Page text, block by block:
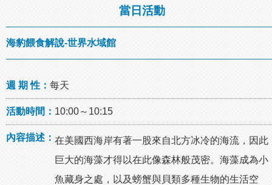
當日活動
海豹餵食解說-世界水域館
週 期 性： 每天
活動時間： 10:00～10:15
內容描述： 在美國西海岸有著一股來自北方冰冷的海流，因此
巨大的海藻才得以在此像森林般茂密。海藻成為小
魚藏身之處，以及螃蟹與貝類多種生物的生活空